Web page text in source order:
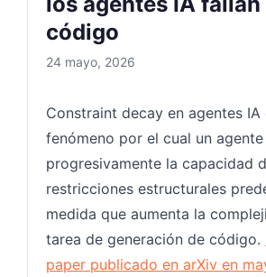
código
24 mayo, 2026
Constraint decay en agentes IA
fenómeno por el cual un
progresivamente la capacidad
restricciones estructurales
medida que aumenta la
tarea de generación de código.
paper publicado en arXiv en